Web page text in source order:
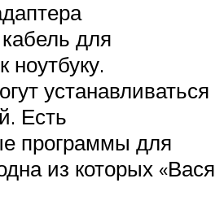
для
ноутбуку.
устанавливаться
Есть
программы для
из которых «Вася